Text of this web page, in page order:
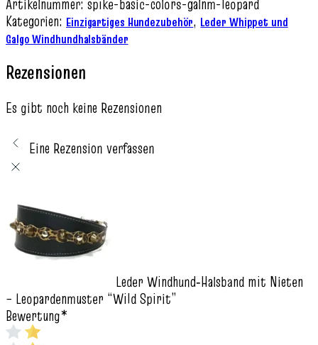
Kategorien: Einzigartiges Hundezubehör, Leder Whippet und
Galgo Windhundhalsbänder
Rezensionen
Es gibt noch keine Rezensionen
Eine Rezension verfassen
Leder Windhund‑Halsband mit Nieten
– Leopardenmuster “Wild Spirit”
Bewertung*